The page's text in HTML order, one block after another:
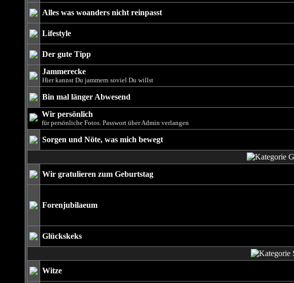
Alles was woanders nicht reinpasst
Lifestyle
Der gute Tipp
Jammerecke
Hier kannst Du jammern soviel Du willst
Bin mal länger Abwesend
Wir persönlich
für persönliche Fotos. Passwort über Admin verlangen
Sorgen und Nöte, was mich bewegt
Wir gratulieren zum Geburtstag
Forenjubilaeum
Glückskeks
Witze